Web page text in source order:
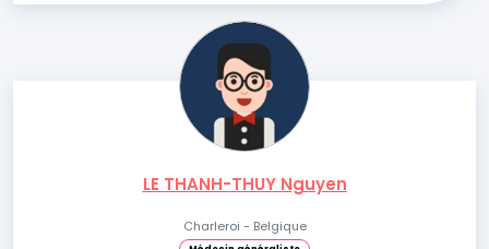
LE THANH-THUY Nguyen
Charleroi - Belgique